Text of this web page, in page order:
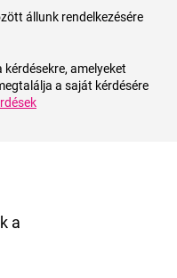
állunk rendelkezésére
amelyeket
a saját kérdésére